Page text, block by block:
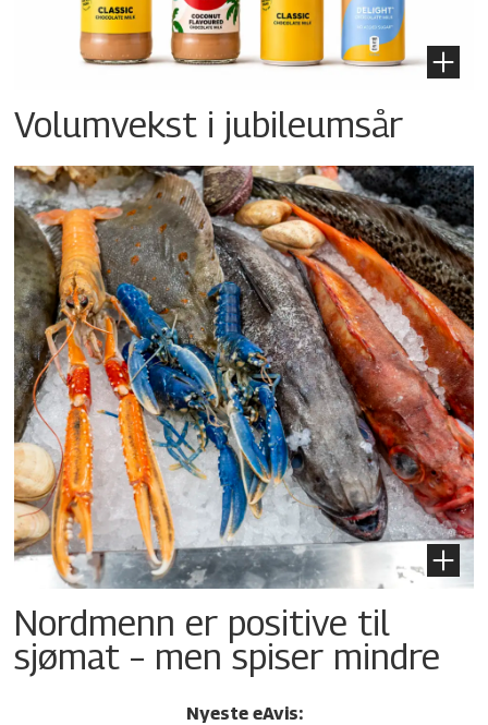
Volumvekst i jubileumsår
Nordmenn er positive til
sjømat – men spiser mindre
Nyeste eAvis: